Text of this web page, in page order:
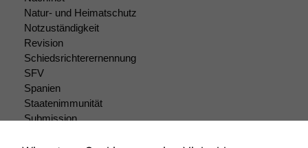
Natur- und Heimatschutz
Notzuständigkeit
Revision
Schiedsrichterernennung
SFV
Spanien
Staatenimmunität
Submission